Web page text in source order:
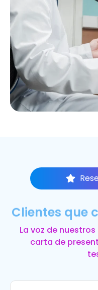
Clientes que
La voz de
carta de